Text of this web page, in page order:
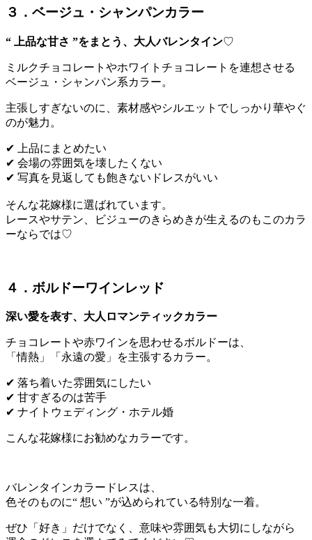
３．ベージュ・シャンパンカラー
“ 上品な甘さ ”をまとう、大人バレンタイン♡
ミルクチョコレートやホワイトチョコレートを連想させる
ベージュ・シャンパン系カラー。
主張しすぎないのに、素材感やシルエットでしっかり華やぐ
のが魅力。
✔ 上品にまとめたい
✔ 会場の雰囲気を壊したくない
✔ 写真を見返しても飽きないドレスがいい
そんな花嫁様に選ばれています。
レースやサテン、ビジューのきらめきが生えるのもこのカラ
ーならでは♡
４．ボルドーワインレッド
深い愛を表す、大人ロマンティックカラー
チョコレートや赤ワインを思わせるボルドーは、
「情熱」「永遠の愛」を主張するカラー。
✔ 落ち着いた雰囲気にしたい
✔ 甘すぎるのは苦手
✔ ナイトウェディング・ホテル婚
こんな花嫁様にお勧めなカラーです。
バレンタインカラードレスは、
色そのものに“ 想い ”が込められている特別な一着。
ぜひ「好き」だけでなく、意味や雰囲気も大切にしながら